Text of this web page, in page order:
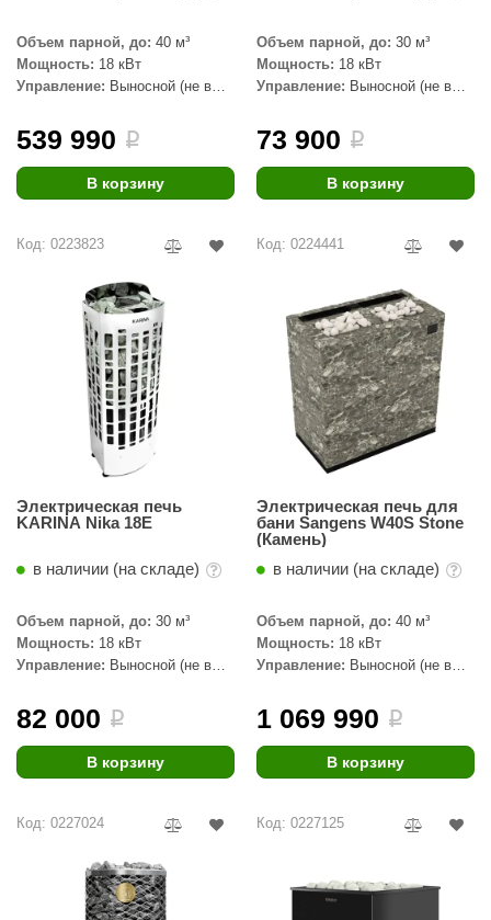
Design
Объем парной, до: 40 м³
Мощность: 18 кВт
Управление: Выносной (не в
539 990 i
В корзину
Объем парной, до: 30 м³
Мощность: 18 кВт
Управление: Выносной (не в
73 900 i
В корзину
Код: 0223823
Электрическая печь
KARINA Nika 18E
в наличии (на складе)
Объем парной, до: 30 м³
Мощность: 18 кВт
Управление: Выносной (не в
82 000 i
В корзину
Код: 0224441
Электрическая печь для
бани Sangens W40S Stone
(Камень)
в наличии (на складе)
Объем парной, до: 40 м³
Мощность: 18 кВт
Управление: Выносной (не в
1 069 990 i
В корзину
Код: 0227024 Код: 0227125